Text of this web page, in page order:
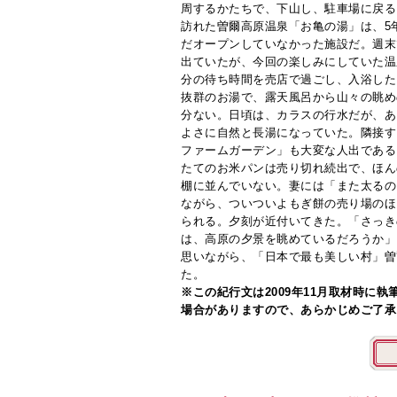
周するかたちで、下山し、駐車場に戻
訪れた曽爾高原温泉「お亀の湯」は、5
だオープンしていなかった施設だ。週
出ていたが、今回の楽しみにしていた
分の待ち時間を売店で過ごし、入浴し
抜群のお湯で、露天風呂から山々の眺
分ない。日頃は、カラスの行水だが、
よさに自然と長湯になっていた。隣接
ファームガーデン」も大変な人出であ
たてのお米パンは売り切れ続出で、ほ
棚に並んでいない。妻には「また太る
ながら、ついついよもぎ餅の売り場の
られる。夕刻が近付いてきた。「さっ
は、高原の夕景を眺めているだろうか
思いながら、「日本で最も美しい村」
た。
※この紀行文は2009年11月取材時に執
場合がありますので、あらかじめご了